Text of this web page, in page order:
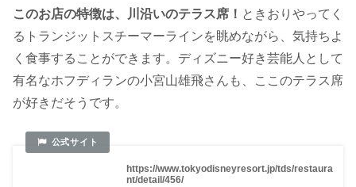
このお店の特徴は、川沿いのテラス席！ ときおりやってく
るトランジットスチーマーラインを眺めながら、気持ちよ
く食事することができます。ディズニー好き芸能人として
有名なホフディランの小宮山雄飛さんも、ここのテラス席
が好きだそうです。
https://www.tokyodisneyresort.jp/tds/restaura
nt/detail/456/